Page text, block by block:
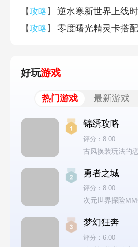
【攻略 】
逆水寒新世界上线
【攻略 】 零度曙光精灵卡搭
好玩游戏
热门游戏 最新游戏
锦绣攻略
评分：8.00
勇者之城
评分：8.00
梦幻狂奔
评分：6.00